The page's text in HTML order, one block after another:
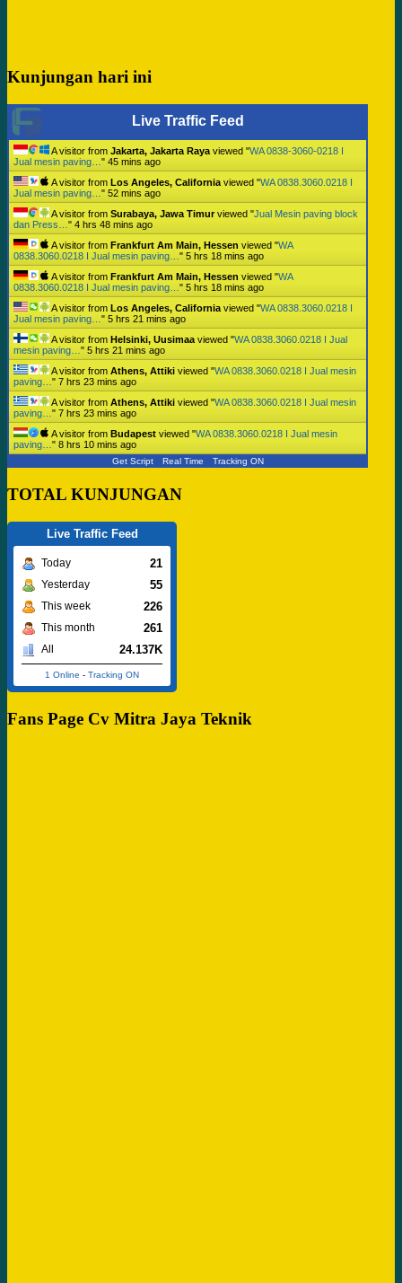
Kunjungan hari ini
Live Traffic Feed
A visitor from Jakarta, Jakarta Raya viewed "WA 0838-3060-0218 I
Jual mesin paving… " 45 mins ago
A visitor from Los Angeles, California viewed "WA 0838.3060.0218 I
Jual mesin paving… " 52 mins ago
A visitor from Surabaya, Jawa Timurviewed "Jual Mesin paving block
dan Press… " 4 hrs 48 mins ago
A visitor from Frankfurt Am Main, Hessen viewed "WA
0838.3060.0218 I Jual mesin paving… " 5 hrs 18 mins ago
A visitor from Frankfurt Am Main, Hessen viewed "WA
0838.3060.0218 I Jual mesin paving… " 5 hrs 18 mins ago
A visitor from Los Angeles, California viewed "WA 0838.3060.0218 I
Jual mesin paving… " 5 hrs 21 mins ago
A visitor from Helsinki, Uusimaa viewed "WA 0838.3060.0218 I Jual
mesin paving… " 5 hrs 21 mins ago
A visitor from Athens, Attiki viewed "WA 0838.3060.0218 I Jual mesin
paving… " 7 hrs 23 mins ago
A visitor from Athens, Attiki viewed "WA 0838.3060.0218 I Jual mesin
paving… " 7 hrs 23 mins ago
A visitor from Budapest viewed "WA 0838.3060.0218 I Jual mesin
paving… " 8 hrs 10 mins ago
Get Script Real Time Tracking ON
TOTAL KUNJUNGAN
Live Traffic Feed
Today 21
Yesterday 55
This week 226
This month 261
All 24.137K
1 Online - Tracking ON
Fans Page Cv Mitra Jaya Teknik